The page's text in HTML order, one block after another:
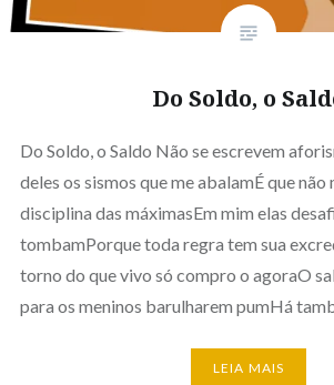
Do Soldo, o
Do Soldo, o Saldo Não se escrevem
deles os sismos que me abalamÉ que não
disciplina das máximasEm mim elas
tombamPorque toda regra tem sua
torno do que vivo só compro o agoraO
para os meninos barulharem pumHá
LEIA MAIS